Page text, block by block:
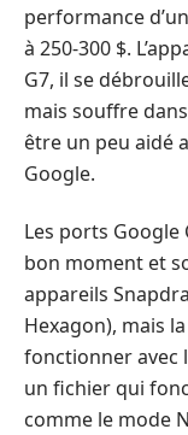
performance
à 250-300 $.
G7, il se
mais souffre
être un peu aidé
Google.
Les ports Google
bon moment et
appareils
Hexagon), mais
fonctionner avec
un fichier qui
comme le mode